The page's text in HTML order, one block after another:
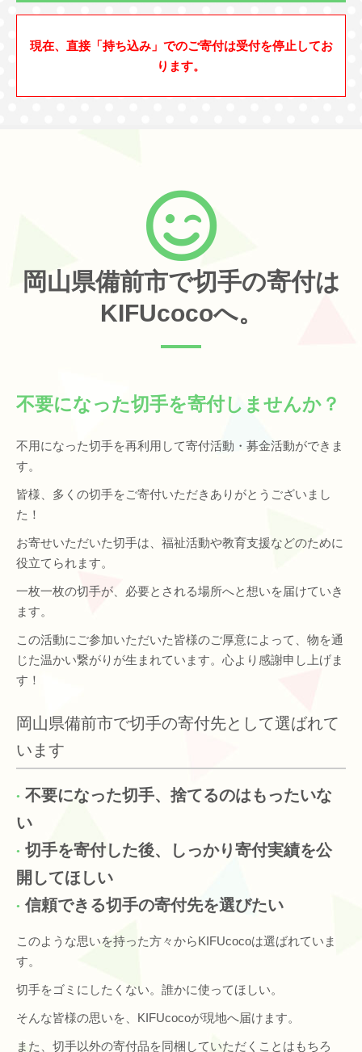
現在、直接「持ち込み」でのご寄付は受付を停止してお
ります。
岡山県備前市で切手の寄付は
KIFUcocoへ。
不要になった切手を寄付しませんか？
不用になった切手を再利用して寄付活動・募金活動ができま
す。
皆様、多くの切手をご寄付いただきありがとうございまし
た！
お寄せいただいた切手は、福祉活動や教育支援などのために
役立てられます。
一枚一枚の切手が、必要とされる場所へと想いを届けていき
ます。
この活動にご参加いただいた皆様のご厚意によって、物を通
じた温かい繋がりが生まれています。心より感謝申し上げま
す！
岡山県備前市で切手の寄付先として選ばれて
います
不要になった切手、捨てるのはもったいな
い
切手を寄付した後、しっかり寄付実績を公
開してほしい
信頼できる切手の寄付先を選びたい
このような思いを持った方々からKIFUcocoは選ばれていま
す。
切手をゴミにしたくない。誰かに使ってほしい。
そんな皆様の思いを、KIFUcocoが現地へ届けます。
また、切手以外の寄付品を同梱していただくことはもちろ